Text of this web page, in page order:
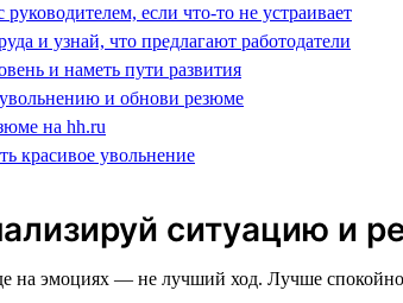
если что-то не устраивает
и узнай, что предлагают работодатели
и наметь пути развития
и обнови резюме
на hh.ru
увольнение
ситуацию и
на эмоциях — не лучший ход. Лучше